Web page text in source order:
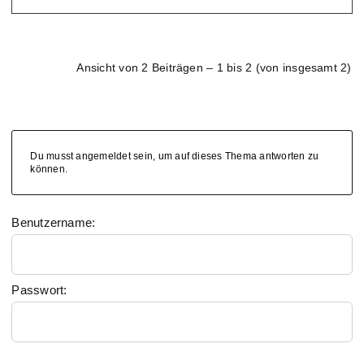
Ansicht von 2 Beiträgen – 1 bis 2 (von insgesamt 2)
Du musst angemeldet sein, um auf dieses Thema antworten zu
können.
Benutzername:
Passwort: